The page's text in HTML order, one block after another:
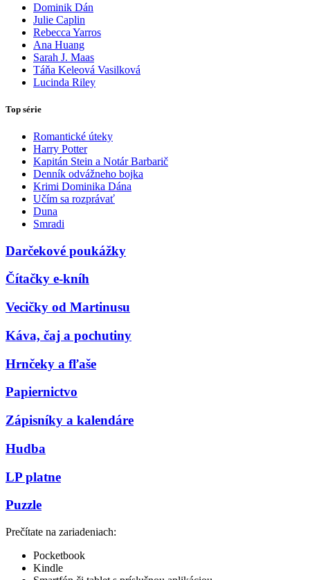
Dominik Dán
Julie Caplin
Rebecca Yarros
Ana Huang
Sarah J. Maas
Táňa Keleová Vasilková
Lucinda Riley
Top série
Romantické úteky
Harry Potter
Kapitán Stein a Notár Barbarič
Denník odvážneho bojka
Krimi Dominika Dána
Učím sa rozprávať
Duna
Smradi
Darčekové poukážky
Čítačky e-kníh
Vecičky od Martinusu
Káva, čaj a pochutiny
Hrnčeky a fľaše
Papiernictvo
Zápisníky a kalendáre
Hudba
LP platne
Puzzle
Prečítate na zariadeniach:
Pocketbook
Kindle